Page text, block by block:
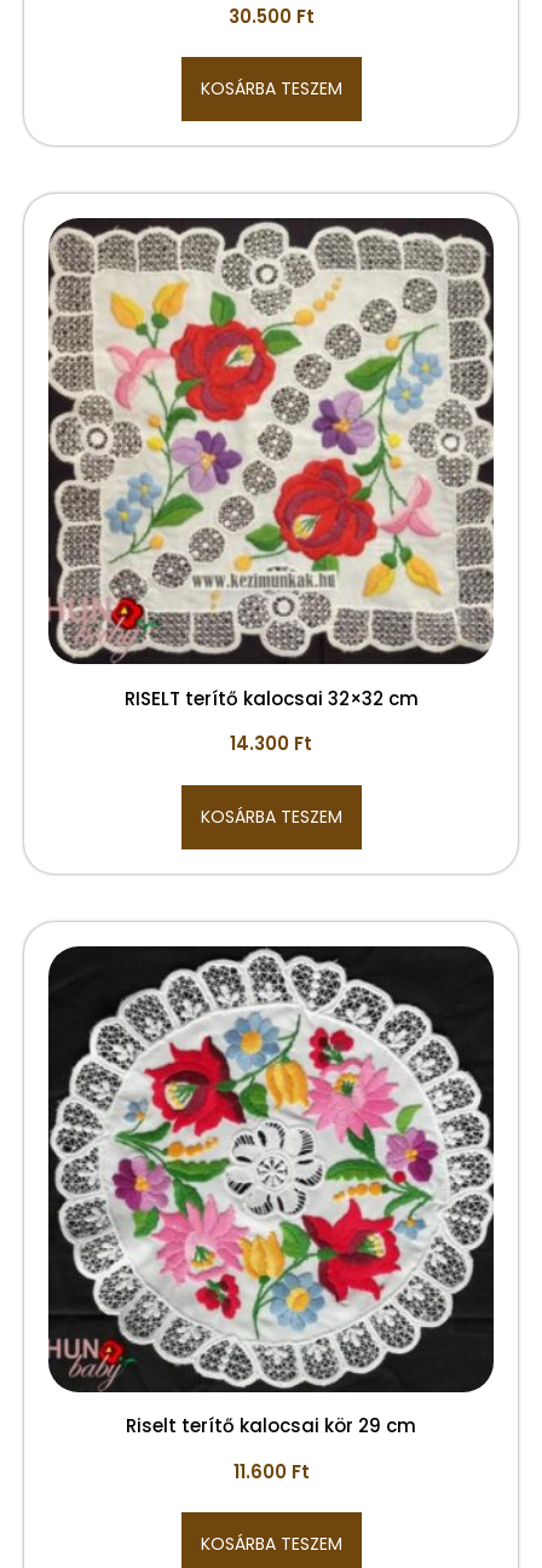
30.500 Ft
KOSÁRBA TESZEM
RISELT terítő kalocsai 32×32 cm
14.300 Ft
KOSÁRBA TESZEM
Riselt terítő kalocsai kör 29 cm
11.600 Ft
KOSÁRBA TESZEM